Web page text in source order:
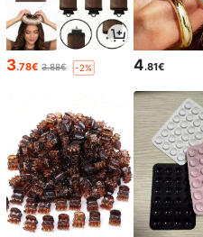
3.78€ 3.88€ -2% 4.81€